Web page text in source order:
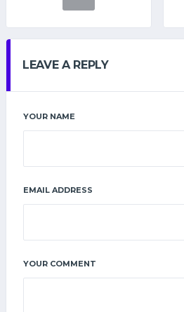
LEAVE A REPLY
YOUR NAME
EMAIL ADDRESS
YOUR COMMENT